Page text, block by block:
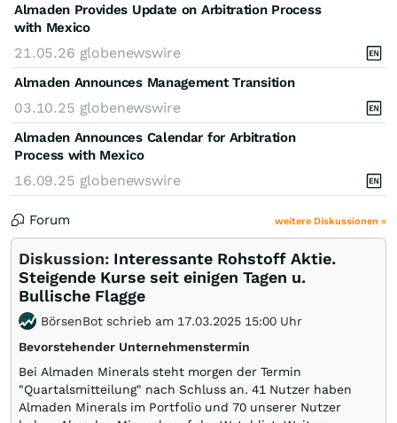
Almaden Provides Update on Arbitration Process
with Mexico
21.05.26 globenewswire
Almaden Announces Management Transition
03.10.25 globenewswire
Almaden Announces Calendar for Arbitration
Process with Mexico
16.09.25 globenewswire
Forum weitere Diskussionen »
Diskussion: Interessante Rohstoff Aktie.
Steigende Kurse seit einigen Tagen u.
Bullische Flagge
BörsenBot schrieb am 17.03.2025 15:00 Uhr
Bevorstehender Unternehmenstermin
Bei Almaden Minerals steht morgen der Termin
"Quartalsmitteilung" nach Schluss an. 41 Nutzer haben
Almaden Minerals im Portfolio und 70 unserer Nutzer